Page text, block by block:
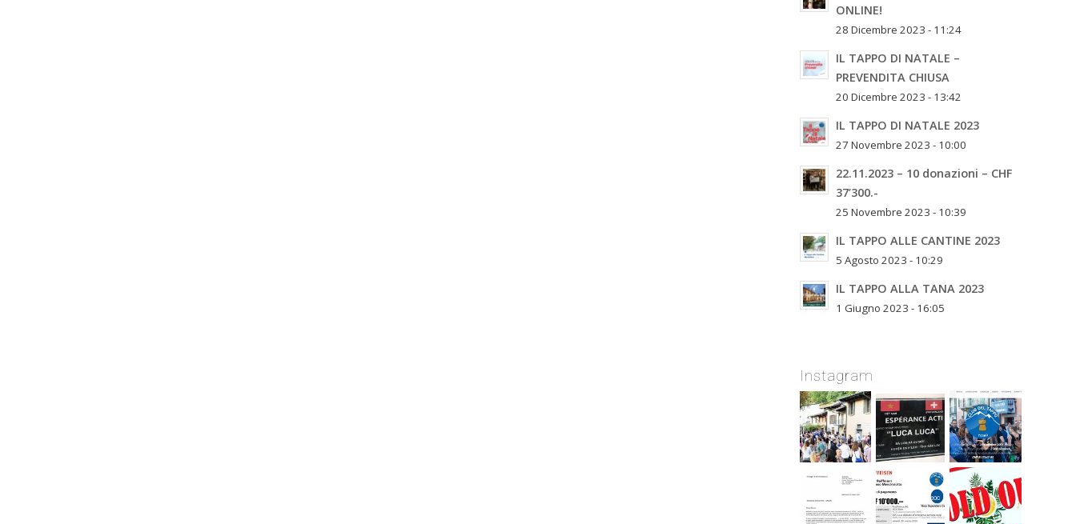
ONLINE!
28 Dicembre 2023 - 11:24
IL TAPPO DI NATALE –
PREVENDITA CHIUSA
20 Dicembre 2023 - 13:42
IL TAPPO DI NATALE 2023
27 Novembre 2023 - 10:00
22.11.2023 – 10 donazioni – CHF
37’300.-
25 Novembre 2023 - 10:39
IL TAPPO ALLE CANTINE 2023
5 Agosto 2023 - 10:29
IL TAPPO ALLA TANA 2023
1 Giugno 2023 - 16:05
Instagram